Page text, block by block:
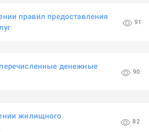
правил предоставления
91
денежные
90
жилищного
82